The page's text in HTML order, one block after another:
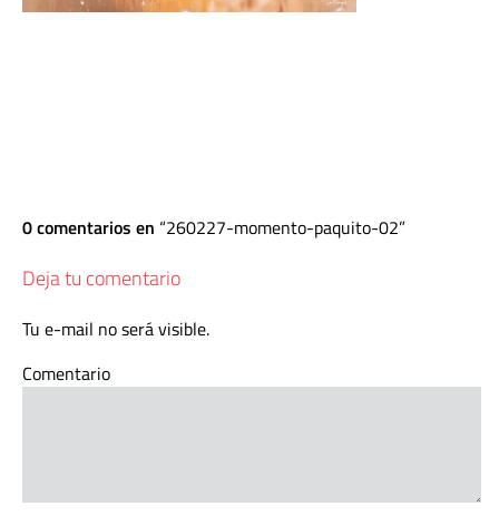
0 comentarios en 260227-momento-paquito-02
Deja tu comentario
Tu e-mail no será visible.
Comentario